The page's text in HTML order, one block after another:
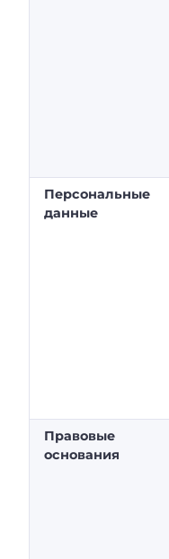
Персональные
данные
Правовые
основания